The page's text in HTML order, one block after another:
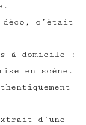
c’était
à domicile :
en scène.
d’une